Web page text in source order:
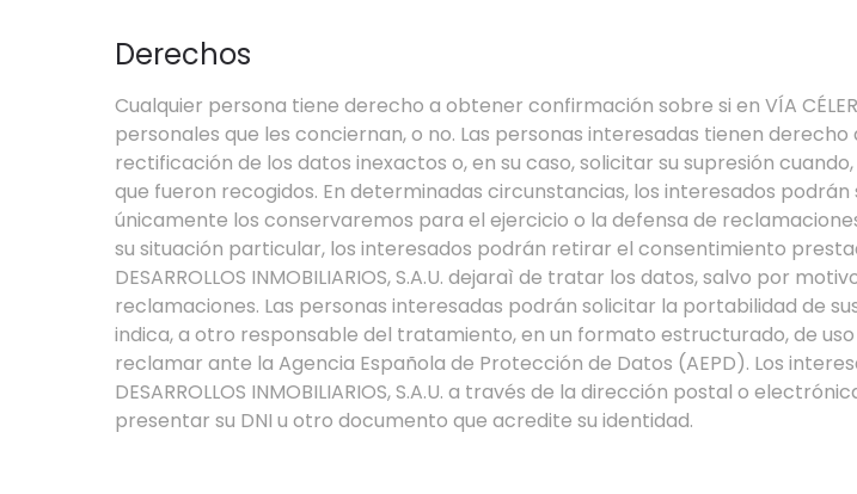
Derechos
Cualquier persona tiene derecho a obtener confirmación sobre si en VÍA
personales que les conciernan, o no. Las personas interesadas tienen
rectificación de los datos inexactos o, en su caso, solicitar su supresión
que fueron recogidos. En determinadas circunstancias, los interesados
únicamente los conservaremos para el ejercicio o la defensa de
su situación particular, los interesados podrán retirar el consentimiento
DESARROLLOS INMOBILIARIOS, S.A.U. dejaraì de tratar los datos, salvo por
reclamaciones. Las personas interesadas podrán solicitar la portabilidad de
indica, a otro responsable del tratamiento, en un formato estructurado, de
reclamar ante la Agencia Española de Protección de Datos (AEPD). Los
DESARROLLOS INMOBILIARIOS, S.A.U. a través de la dirección postal o
presentar su DNI u otro documento que acredite su identidad.